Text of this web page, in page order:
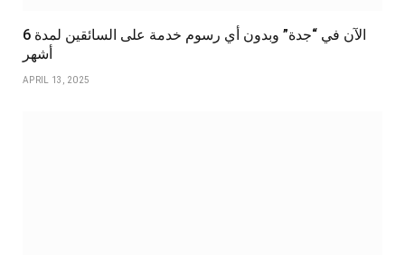
الآن في “جدة” وبدون أي رسوم خدمة على السائقين لمدة 6
أشهر
APRIL 13, 2025